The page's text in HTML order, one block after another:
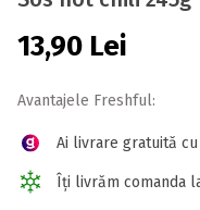
13,90 Lei
Avantajele Freshful:
Ai livrare gratuită cu
Îți livrăm comanda